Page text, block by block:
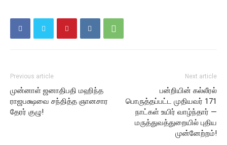
Previous article
முன்னாள் ஜனாதிபதி மஹிந்த
ராஜபக்ஷவை சந்தித்த ஞானசார
தேரர் குழு!
Next article
பன்றியின் கல்லீரல்
பொருத்தப்பட்ட முதியவர் 171
நாட்கள் உயிர் வாழ்ந்தார் —
மருத்துவத்துறையில் புதிய
முன்னேற்றம்!